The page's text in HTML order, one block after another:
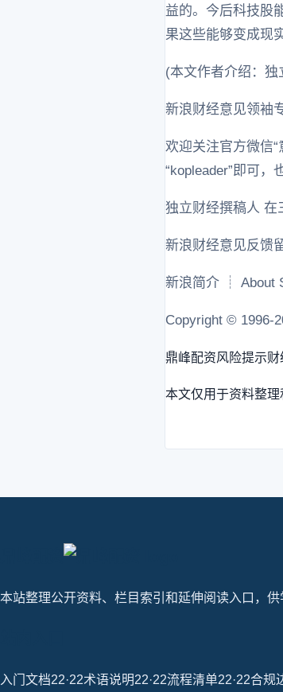
益的。今后科技股
果这些能够变成现
(本文作者介绍：
新浪财经意见领袖
欢迎关注官方微信
“kopleader”即可，
独立财经撰稿人 在
新浪财经意见反馈
新浪简介 ┊ About
Copyright © 1996-
鼎峰配资风险提示财
本文仅用于资料整
本站整理公开资料、栏目索引和延伸阅读入口，供
入门文档22·22术语说明22·22流程清单22·22合规